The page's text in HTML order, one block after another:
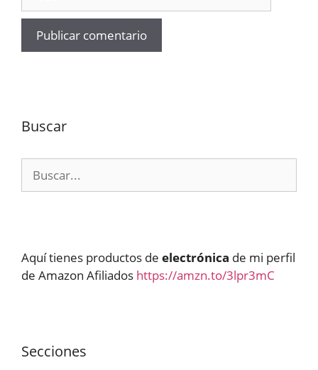
Buscar
Aquí tienes productos de electrónica de mi perfil
de Amazon Afiliados https://amzn.to/3lpr3mC
Secciones